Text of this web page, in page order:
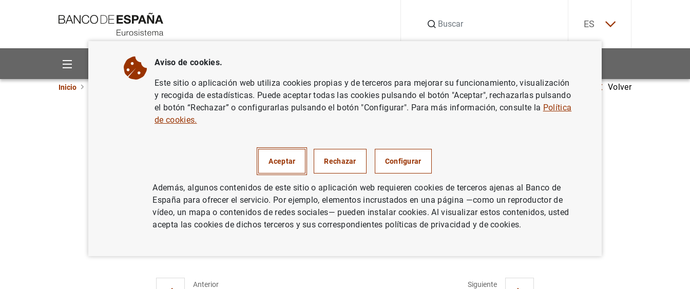
ES
Sobre el Banco Áreas de actuación
Inicio Noticias del Banco de España Notas de prensa del Banco de España Balanza de Pagos en febrero de 2005 Volver
Balanza de Pagos en febrero de 2005
SITUACIÓN ECONÓMICA
Balanza de Pagos en febrero de 2005 (151KB)
Anterior Siguiente
Aviso de cookies.
Este sitio o aplicación web utiliza cookies propias y de terceros para mejorar su funcionamiento, visualización
y recogida de estadísticas. Puede aceptar todas las cookies pulsando el botón "Aceptar", rechazarlas pulsando
el botón “Rechazar” o configurarlas pulsando el botón "Configurar". Para más información, consulte la Política
de cookies.
Aceptar Rechazar Configurar
Además, algunos contenidos de este sitio o aplicación web requieren cookies de terceros ajenas al Banco de
España para ofrecer el servicio. Por ejemplo, elementos incrustados en una página —como un reproductor de
vídeo, un mapa o contenidos de redes sociales— pueden instalar cookies. Al visualizar estos contenidos, usted
acepta las cookies de dichos terceros y sus correspondientes políticas de privacidad y de cookies.